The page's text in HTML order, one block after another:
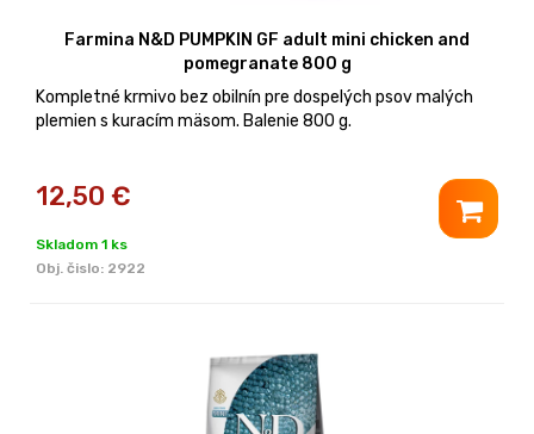
Farmina N&D PUMPKIN GF adult mini chicken and
pomegranate 800 g
Kompletné krmivo bez obilnín pre dospelých psov malých
plemien s kuracím mäsom. Balenie 800 g.
12,50 €
Skladom 1 ks
Obj. čislo: 2922